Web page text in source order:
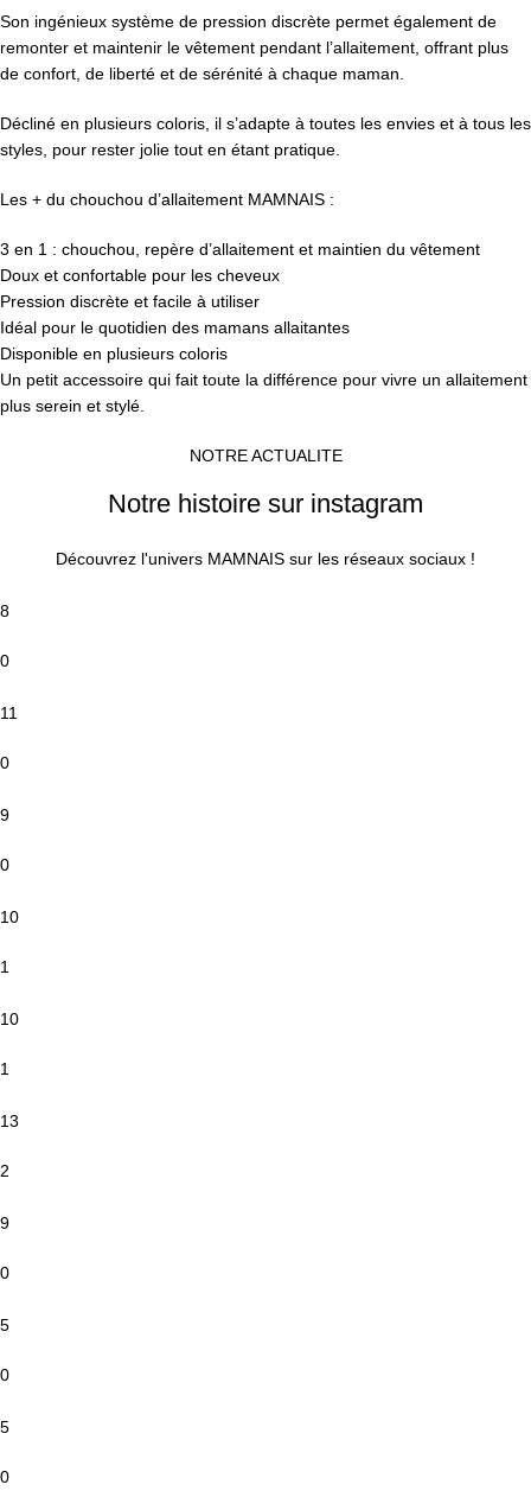
Son ingénieux système de pression discrète permet également de
remonter et maintenir le vêtement pendant l’allaitement, offrant plus
de confort, de liberté et de sérénité à chaque maman.
Décliné en plusieurs coloris, il s’adapte à toutes les envies et à tous les
styles, pour rester jolie tout en étant pratique.
Les + du chouchou d’allaitement MAMNAIS :
3 en 1 : chouchou, repère d’allaitement et maintien du vêtement
Doux et confortable pour les cheveux
Pression discrète et facile à utiliser
Idéal pour le quotidien des mamans allaitantes
Disponible en plusieurs coloris
Un petit accessoire qui fait toute la différence pour vivre un allaitement
plus serein et stylé.
NOTRE ACTUALITE
Notre histoire sur instagram
Découvrez l'univers MAMNAIS sur les réseaux sociaux !
8
0
11
0
9
0
10
1
10
1
13
2
9
0
5
0
5
0